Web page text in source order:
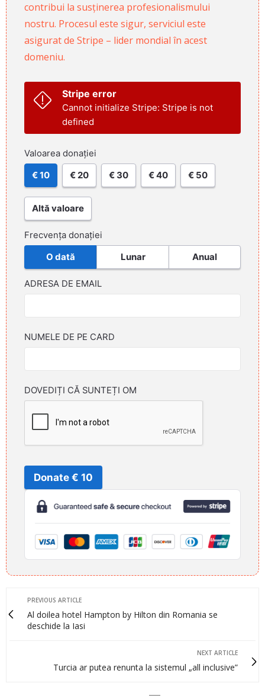
contribui la susținerea profesionalismului
nostru. Procesul este sigur, serviciul este
asigurat de Stripe – lider mondial în acest
domeniu.
Stripe error
Cannot initialize Stripe: Stripe is not
defined
Valoarea donației
€ 10 € 20 € 30 € 40 € 50
Altă valoare
Frecvența donației
O dată Lunar Anual
ADRESA DE EMAIL
NUMELE DE PE CARD
DOVEDIȚI CĂ SUNTEȚI OM
Donate € 10
PREVIOUS ARTICLE
Al doilea hotel Hampton by Hilton din Romania se
deschide la Iasi
NEXT ARTICLE
Turcia ar putea renunta la sistemul „all inclusive”